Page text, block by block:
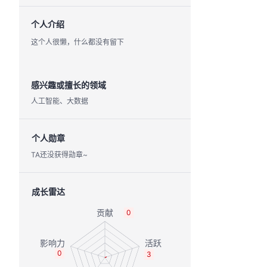
个人介绍
这个人很懒，什么都没有留下
感兴趣或擅长的领域
人工智能、大数据
个人勋章
TA还没获得勋章~
成长雷达
0
3
0